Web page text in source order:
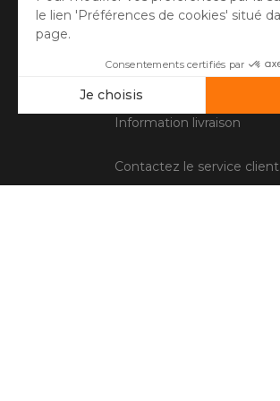
Questions fréquentes
Information livraison
Contactez le service client